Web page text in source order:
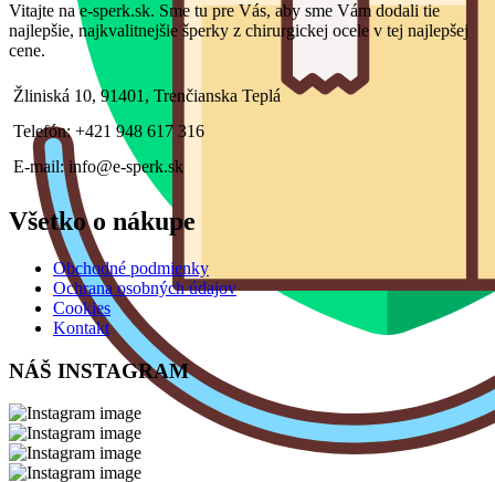
Vitajte na e-sperk.sk. Sme tu pre Vás, aby sme Vám dodali tie
najlepšie, najkvalitnejšie šperky z chirurgickej ocele v tej najlepšej
cene.
Žliniská 10, 91401, Trenčianska Teplá
Telefón: +421 948 617 316
E-mail: info@e-sperk.sk
Všetko o nákupe
Obchodné podmienky
Ochrana osobných údajov
Cookies
Kontakt
NÁŠ INSTAGRAM